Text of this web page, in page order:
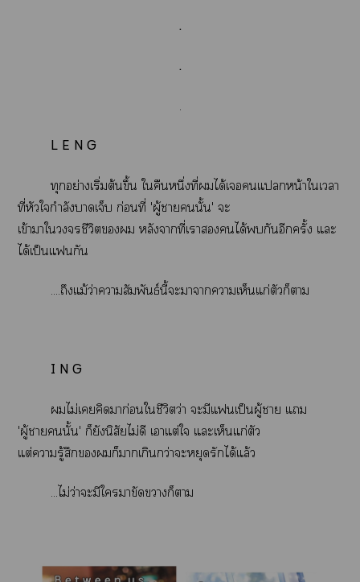
.
.
.
L E N G
ทุกอย่างเริ่มต้นขึ้น ใคืนหนึ่งที่ได้เแหน้าใเา
ที่หัวใกำลังาเจ็บ ก่อนที่ 'ผู้านั้น' จะ
เข้าาใชีวิต หลังาที่เาได้กันอีกครั้ง แะ
ได้เป็นแกัน
....ถึงแม้ว่าาสัมพันธ์นี้ะาาาเห็นแก่ตัวก็า
I N G
ไม่เคิดมาก่อนใชีวิตว่า ะมีแเป็นผู้า แ
'ผู้านั้น' ก็ยังนิสัยไม่ดี เาแต่ใ แะเห็นแก่ตัว
แต่ารู้สึกก็าเกินกว่าะหยุดรักได้แล้ว
...ไม่ว่าะมีใาขัดาก็า